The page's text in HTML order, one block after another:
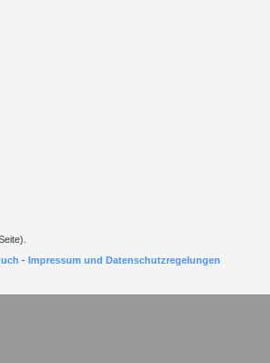
- Impressum und Datenschutzregelungen